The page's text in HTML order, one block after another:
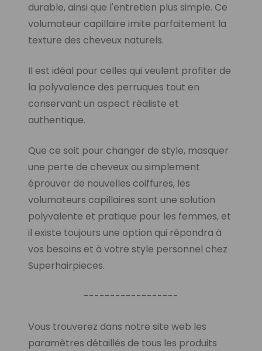
durable, ainsi que l'entretien plus simple. Ce
volumateur capillaire imite parfaitement la
texture des cheveux naturels.
Il est idéal pour celles qui veulent profiter de
la polyvalence des perruques tout en
conservant un aspect réaliste et
authentique.
Que ce soit pour changer de style, masquer
une perte de cheveux ou simplement
éprouver de nouvelles coiffures, les
volumateurs capillaires sont une solution
polyvalente et pratique pour les femmes, et
il existe toujours une option qui répondra à
vos besoins et à votre style personnel chez
Superhairpieces.
------------------
Vous trouverez dans notre site web les
paramètres détaillés de tous les produits